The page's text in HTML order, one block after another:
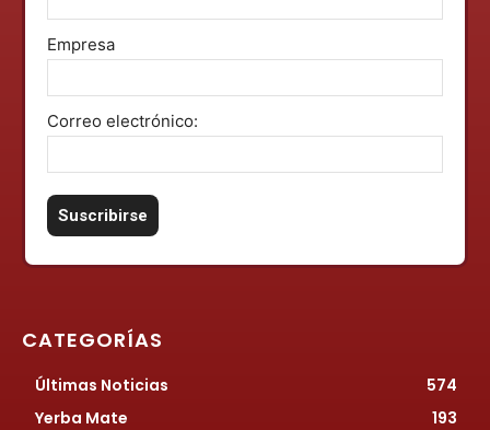
Empresa
Correo electrónico:
CATEGORÍAS
Últimas Noticias
574
Yerba Mate
193